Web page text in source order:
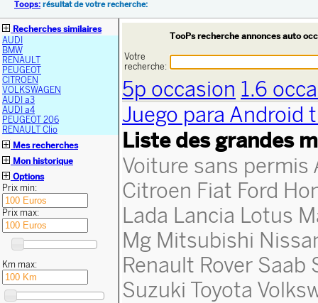
Toops: résultat de votre recherche:
TooPs recherche annonces auto
Votre
recherche:
5p occasion 1.6
Juego para Android
Liste des grandes
Voiture sans permis
Citroen Fiat Ford
Lada Lancia Lotus
Mg Mitsubishi
Renault Rover Saab
Suzuki Toyota
Recherches similaires
AUDI
BMW
RENAULT
PEUGEOT
CITROEN
VOLKSWAGEN
AUDI a3
AUDI a4
PEUGEOT 206
RENAULT Clio
Mes recherches
Mon historique
Options
Prix min:
Prix max:
Km max: